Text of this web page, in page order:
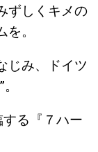
ずしくキメの
。
じみ、ドイツ
る『７ハー